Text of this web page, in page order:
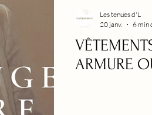
ARMURE
Les tenues d'L
20 janv.
6 min